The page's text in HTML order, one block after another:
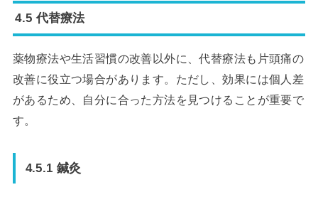
4.5 代替療法
薬物療法や生活習慣の改善以外に、代替療法も片頭痛の
改善に役立つ場合があります。ただし、効果には個人差
があるため、自分に合った方法を見つけることが重要で
す。
4.5.1 鍼灸